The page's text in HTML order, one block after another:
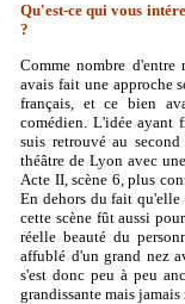
Qu'est-ce qui vous
?
Comme nombre d'entre
avais fait une approche
français, et ce bien
comédien. L'idée ayant
suis retrouvé au
théâtre de Lyon avec
Acte II, scène 6, plus
En dehors du fait qu'elle
cette scène fût aussi
réelle beauté du
affublé d'un grand nez
s'est donc peu à peu
grandissante mais